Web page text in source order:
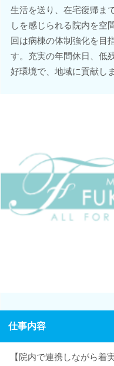
生活を送り、在宅復帰ま
しを感じられる院内を空
回は病棟の体制強化を目
す。充実の年間休日、低
好環境で、地域に貢献し
仕事内容
【院内で連携しながら着